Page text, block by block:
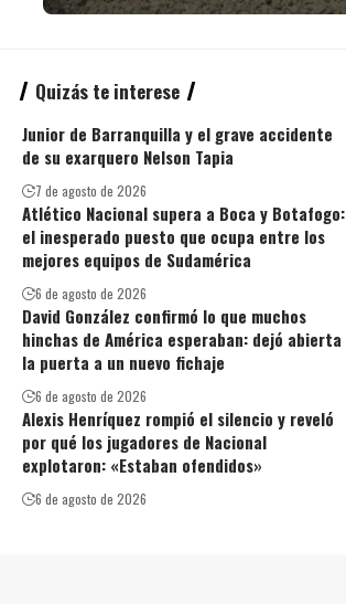
Quizás te interese
Junior de Barranquilla y el grave accidente
de su exarquero Nelson Tapia
7 de agosto de 2026
Atlético Nacional supera a Boca y Botafogo:
el inesperado puesto que ocupa entre los
mejores equipos de Sudamérica
6 de agosto de 2026
David González confirmó lo que muchos
hinchas de América esperaban: dejó abierta
la puerta a un nuevo fichaje
6 de agosto de 2026
Alexis Henríquez rompió el silencio y reveló
por qué los jugadores de Nacional
explotaron: «Estaban ofendidos»
6 de agosto de 2026